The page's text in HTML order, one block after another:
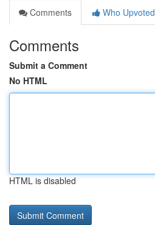
Comments
Who Upvoted
Comments
Submit a Comment
No HTML
HTML is disabled